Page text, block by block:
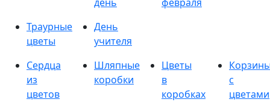
Траурные
цветы
День
учителя
Сердца
из
цветов
Шляпные
коробки
Цветы
в
коробках
с
цветами